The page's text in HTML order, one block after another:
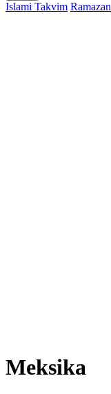
Islami Takvim Ramazan
Meksika